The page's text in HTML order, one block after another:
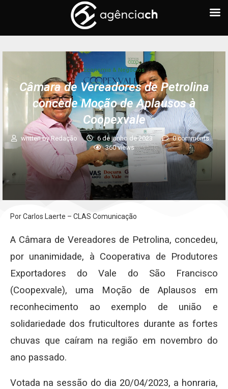
Economia & Negócios
Câmara de Vereadores de Petrolina
concede Moção de Aplausos à
Coopexvale
written byRedação 6 de junho de 2023
0 comments
360views
Por Carlos Laerte – CLAS Comunicação
A Câmara de Vereadores de Petrolina, concedeu,
por unanimidade, à Cooperativa de Produtores
Exportadores do Vale do São Francisco
(Coopexvale), uma Moção de Aplausos em
reconhecimento ao exemplo de união e
solidariedade dos fruticultores durante as fortes
chuvas que caíram na região em novembro do
ano passado.
Votada na sessão do dia 20/04/2023, a honraria,